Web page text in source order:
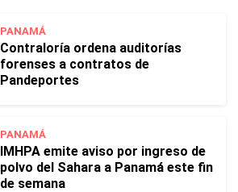
PANAMÁ
Contraloría ordena auditorías
forenses a contratos de
Pandeportes
PANAMÁ
IMHPA emite aviso por ingreso de
polvo del Sahara a Panamá este fin
de semana